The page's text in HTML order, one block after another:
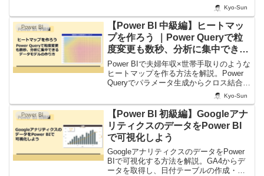
Kyo-Sun
Power BI
【Power BI 中級編】ヒートマッ
プを作ろう ｜Power Queryで粒
度変更も数秒、分析に集中できる
データモデルの作り方
Power BIで夫婦年収×世帯手取りのような
ヒートマップを作る方法を解説。Power
Queryでパラメータ生成からクロス結合、
計算列、条件付き書式まで行い、粒度変
更にも柔軟に対応する方法を紹介しま
す。
Kyo-Sun
Power BI
【Power BI 初級編】Googleアナ
リティクスのデータをPower BI
で可視化しよう
GoogleアナリティクスのデータをPower
BIで可視化する方法を解説。GA4からデ
ータを取得し、日付テーブルの作成・